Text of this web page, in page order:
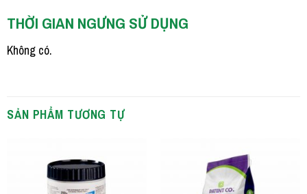
THỜI GIAN NGƯNG SỬ DỤNG
Không có.
SẢN PHẨM TƯƠNG TỰ